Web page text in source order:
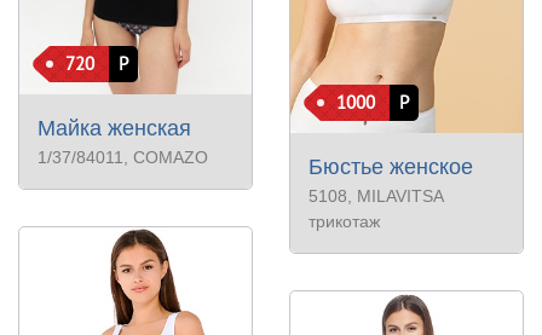
720 Р
Майка женская
1/37/84011 , COMAZO
1000 Р
Бюстье женское
5108 , MILAVITSA
трикотаж